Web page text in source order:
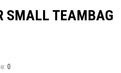
SMALL TEAMBAG
0